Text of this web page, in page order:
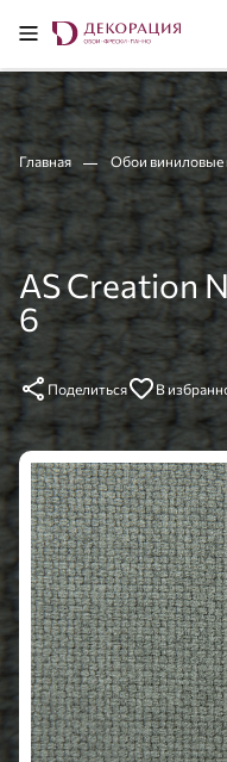
Главная Обои виниловые
AS Creation
6
Поделиться В